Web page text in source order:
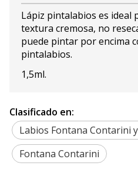
Lápiz pintalabios es ideal
textura cremosa, no
puede pintar por encima
pintalabios.
1,5ml.
Clasificado en:
Labios Fontana Contarini
Fontana Contarini